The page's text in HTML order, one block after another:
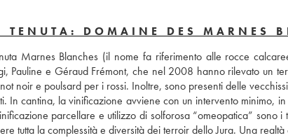
DOMAINE DES MARNES
Marnes Blanches (il nome fa riferimento alle rocce
Pauline e Géraud Frémont, che nel 2008 hanno rilevato un
noir e poulsard per i rossi. Inoltre, sono presenti delle
In cantina, la vinificazione avviene con un intervento minimo,
parcellare e utilizzo di solforosa “omeopatica” sono
tutta la complessità e diversità dei terroir dello Jura. Una realtà